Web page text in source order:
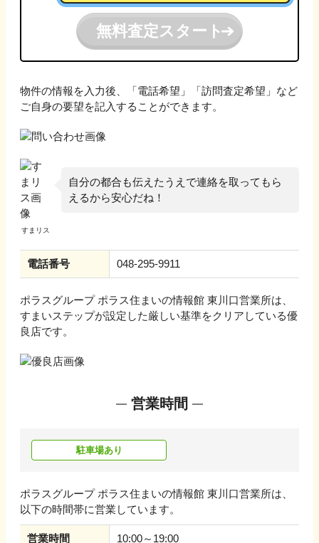
無料査定スタート
物件の情報を入力後、「電話希望」「訪問査定希望」など
ご自身の要望を記入することができます。
自分の都合も伝えたうえで連絡を取ってもら
えるから安心だね！
電話番号 048-295-9911
ポラスグループ ポラス住まいの情報館 東川口営業所は、
すまいステップが設定した厳しい基準をクリアしている優
良店です。
営業時間
駐車場あり
ポラスグループ ポラス住まいの情報館 東川口営業所は、
以下の時間帯に営業しています。
営業時間 10:00～19:00